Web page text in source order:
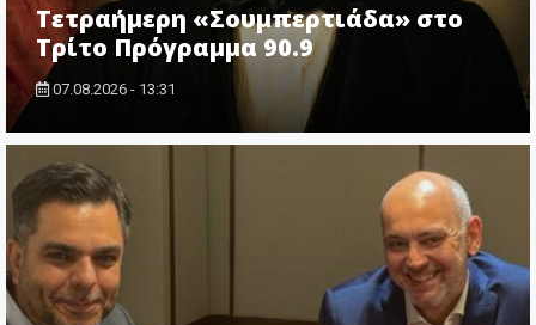
Τετραήμερη «Σουμπερτιάδα» στο
Τρίτο Πρόγραμμα 90.9
07.08.2026 - 13:31